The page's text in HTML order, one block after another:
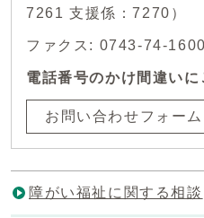
7261 支援係：7270）
ファクス: 0743-74-1600
電話番号のかけ間違いに
お問い合わせフォーム
障がい福祉に関する相談